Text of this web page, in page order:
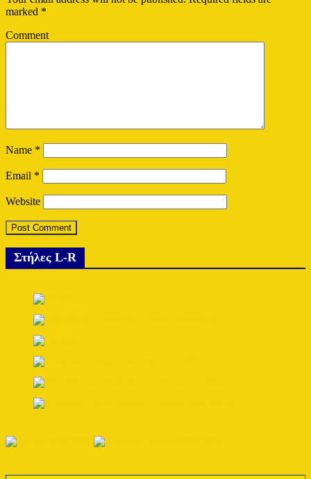
marked *
Comment
Name *
Email *
Website
Στήλες L-R